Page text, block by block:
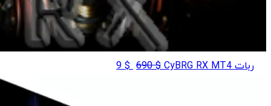
ربات CyBRG RX MT4 $
690
قیمت
$
9 قیمت